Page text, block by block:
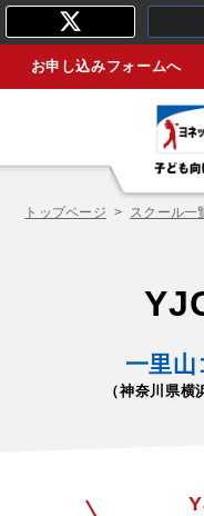
お申し込みフォームへ
トップページ スクール一
一里
（神奈川県横